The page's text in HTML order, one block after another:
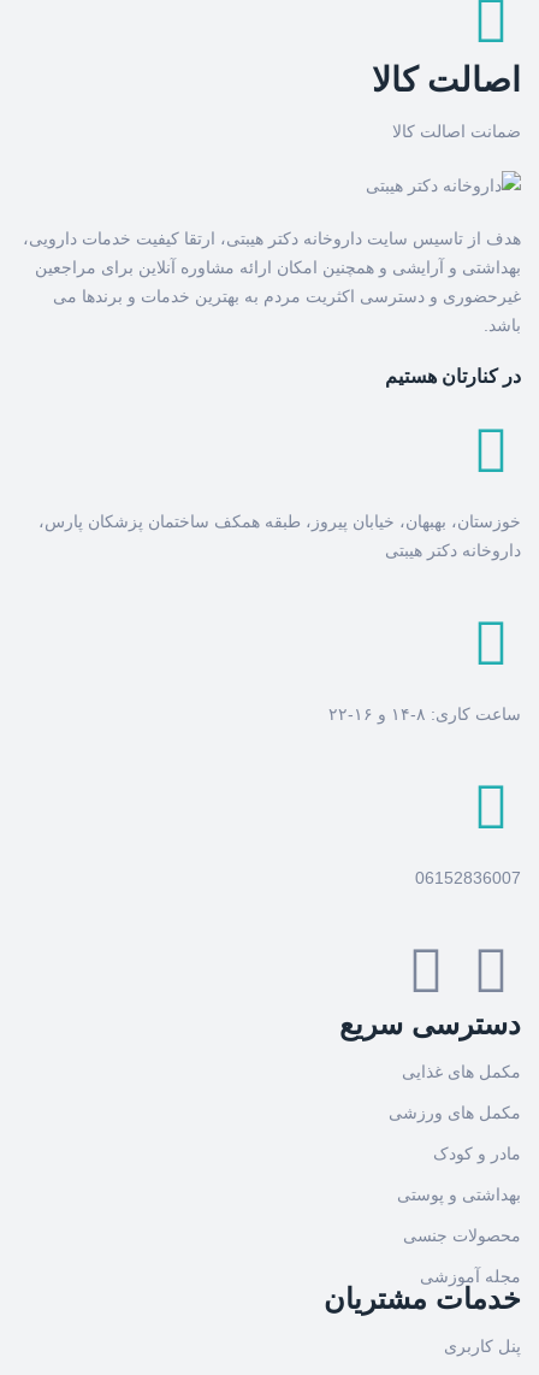
اصالت کالا
ضمانت اصالت کالا
هدف از تاسیس سایت داروخانه دکتر هیبتی، ارتقا کیفیت خدمات دارویی،
بهداشتی و آرایشی و همچنین امکان ارائه مشاوره آنلاین برای مراجعین
غیرحضوری و دسترسی اکثریت مردم به بهترین خدمات و برندها می
باشد.
در کنارتان هستیم
خوزستان، بهبهان، خیابان پیروز، طبقه همکف ساختمان پزشکان پارس،
داروخانه دکتر هیبتی
ساعت کاری: ۸-۱۴ و ۱۶-۲۲
06152836007
دسترسی سریع
مکمل های غذایی
مکمل های ورزشی
مادر و کودک
بهداشتی و پوستی
محصولات جنسی
مجله آموزشی
خدمات مشتریان
پنل کاربری